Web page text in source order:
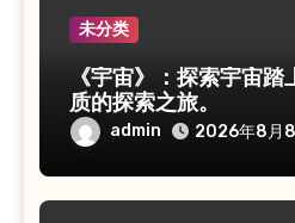
未分类
《宇宙》：探索宇宙
质的探索之旅。
admin 2026年8月